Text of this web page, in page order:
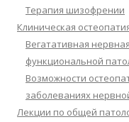
Терапия шизофрении
Клиническая
Вегатативная
функциональной
Возможности
заболеваниях
Лекции по общей